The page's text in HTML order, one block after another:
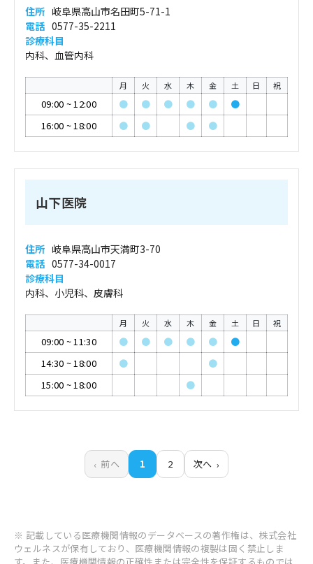
住所 岐阜県高山市名田町5-71-1
電話 0577-35-2211
診療科目
内科、血管内科
月 火 水 木 金 土 日 祝
09:00 ~12:00 ● ● ● ● ●
●
16:00 ~18:00 ● ● ● ●
山下医院
住所 岐阜県高山市天満町3-70
電話 0577-34-0017
診療科目
内科、小児科、皮膚科
月 火 水 木 金 土 日 祝
09:00 ~11:30 ● ● ● ● ●
●
14:30 ~18:00 ●
●
15:00 ~18:00 ●
前へ 1 2 次へ
※ 記載している医療機関情報のデータベースの著作権は、株式会社
ウェルネスが保有しており、医療機関情報の複製は固く禁止しま